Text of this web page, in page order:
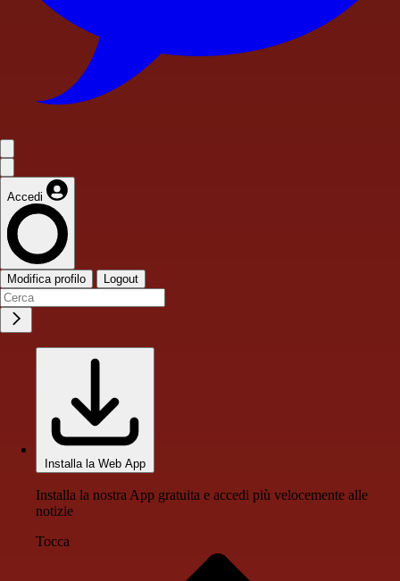
Accedi
Modifica profilo Logout
Installa la Web App
Installa la nostra App gratuita e accedi più velocemente alle
notizie
Tocca